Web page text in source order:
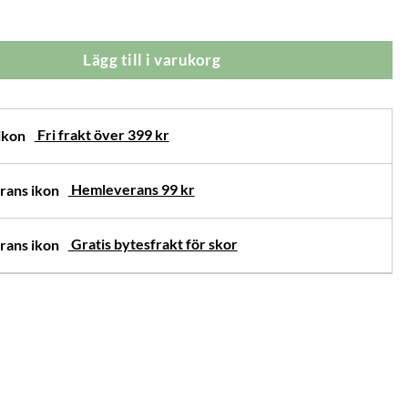
Lägg till i varukorg
Fri frakt över 399 kr
Hemleverans 99 kr
Gratis bytesfrakt för skor